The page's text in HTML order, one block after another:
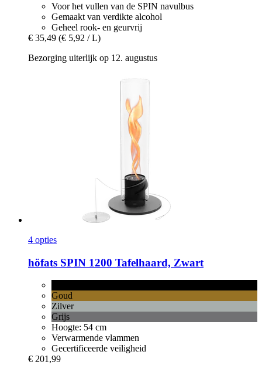
Voor het vullen van de SPIN navulbus
Gemaakt van verdikte alcohol
Geheel rook- en geurvrij
€ 35,49 (€ 5,92 / L)
Bezorging uiterlijk op 12. augustus
4 opties
höfats SPIN 1200 Tafelhaard, Zwart
Goud
Zilver
Grijs
Hoogte: 54 cm
Verwarmende vlammen
Gecertificeerde veiligheid
€ 201,99